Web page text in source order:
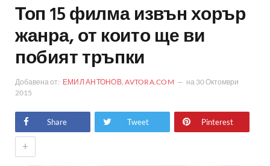
Топ 15 филма извън хорър
жанра, от които ще ви
побият тръпки
Добавена от: ЕМИЛ АНТОНОВ, AVTORA.COM на 30 Октомври
2015
Share Tweet Pinterest
+